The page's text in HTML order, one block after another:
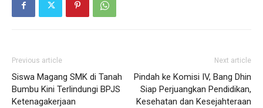
Previous article
Siswa Magang SMK di Tanah
Bumbu Kini Terlindungi BPJS
Ketenagakerjaan
Next article
Pindah ke Komisi IV, Bang Dhin
Siap Perjuangkan Pendidikan,
Kesehatan dan Kesejahteraan